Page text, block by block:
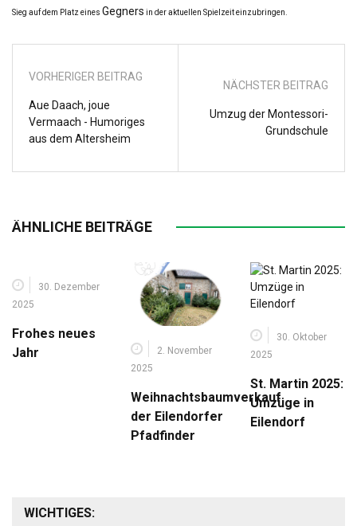
Sieg auf dem Platz eines Gegners in der aktuellen Spielzeit einzubringen.
VORHERIGER BEITRAG
Aue Daach, joue
Vermaach - Humoriges
aus dem Altersheim
NÄCHSTER BEITRAG
Umzug der Montessori-
Grundschule
ÄHNLICHE BEITRÄGE
30. Dezember
2025
Frohes neues
Jahr
2. November
2025
Weihnachtsbaumverkauf
der Eilendorfer
Pfadfinder
30. Oktober
2025
St. Martin 2025:
Umzüge in
Eilendorf
WICHTIGES: